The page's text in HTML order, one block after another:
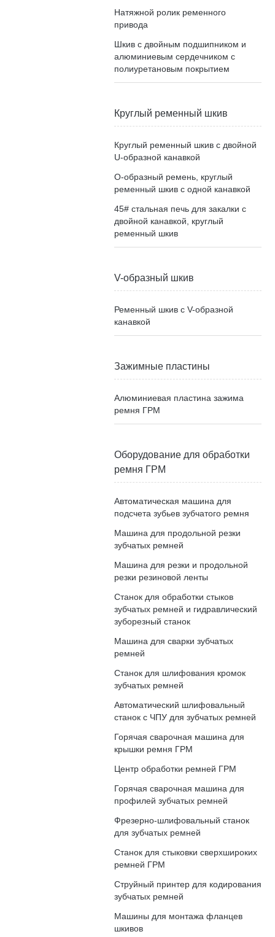
Натяжной ролик ременного
привода
Шкив с двойным подшипником и
алюминиевым сердечником с
полиуретановым покрытием
Круглый ременный шкив
Круглый ременный шкив с двойной
U-образной канавкой
О-образный ремень, круглый
ременный шкив с одной канавкой
45# стальная печь для закалки с
двойной канавкой, круглый
ременный шкив
V-образный шкив
Ременный шкив с V-образной
канавкой
Зажимные пластины
Алюминиевая пластина зажима
ремня ГРМ
Оборудование для обработки
ремня ГРМ
Автоматическая машина для
подсчета зубьев зубчатого ремня
Машина для продольной резки
зубчатых ремней
Машина для резки и продольной
резки резиновой ленты
Станок для обработки стыков
зубчатых ремней и гидравлический
зуборезный станок
Машина для сварки зубчатых
ремней
Станок для шлифования кромок
зубчатых ремней
Автоматический шлифовальный
станок с ЧПУ для зубчатых ремней
Горячая сварочная машина для
крышки ремня ГРМ
Центр обработки ремней ГРМ
Горячая сварочная машина для
профилей зубчатых ремней
Фрезерно-шлифовальный станок
для зубчатых ремней
Станок для стыковки сверхшироких
ремней ГРМ
Струйный принтер для кодирования
зубчатых ремней
Машины для монтажа фланцев
шкивов